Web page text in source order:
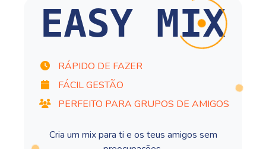
EASY MIX
RÁPIDO DE FAZER
FÁCIL GESTÃO
PERFEITO PARA GRUPOS DE AMIGOS
Cria um mix para ti e os teus amigos sem